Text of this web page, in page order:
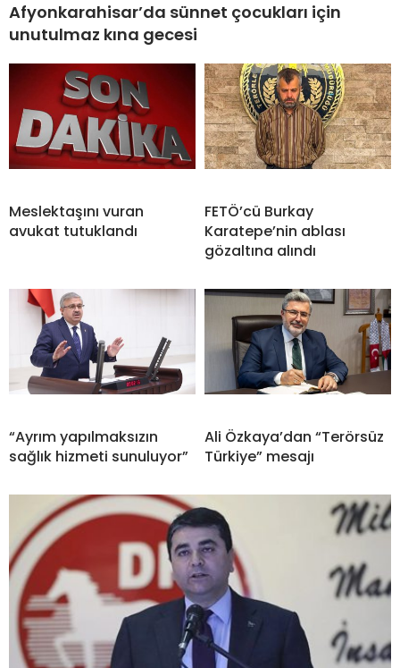
Afyonkarahisar’da sünnet çocukları için
unutulmaz kına gecesi
Meslektaşını vuran
avukat tutuklandı
FETÖ’cü Burkay
Karatepe’nin ablası
gözaltına alındı
“Ayrım yapılmaksızın
sağlık hizmeti sunuluyor”
Ali Özkaya’dan “Terörsüz
Türkiye” mesajı